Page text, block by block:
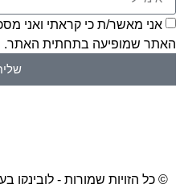
אני מאשר/ת כי קראתי ואני
האתר שמופיעה בתחתית האתר.
© כל הזויות שמורות - לובינקו